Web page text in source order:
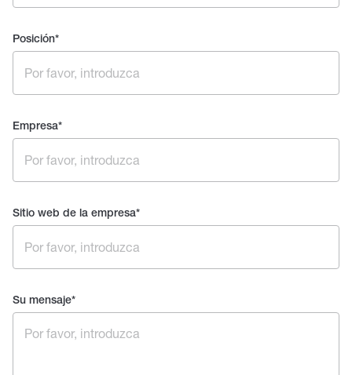
Posición*
Empresa*
Sitio web de la empresa*
Su mensaje*